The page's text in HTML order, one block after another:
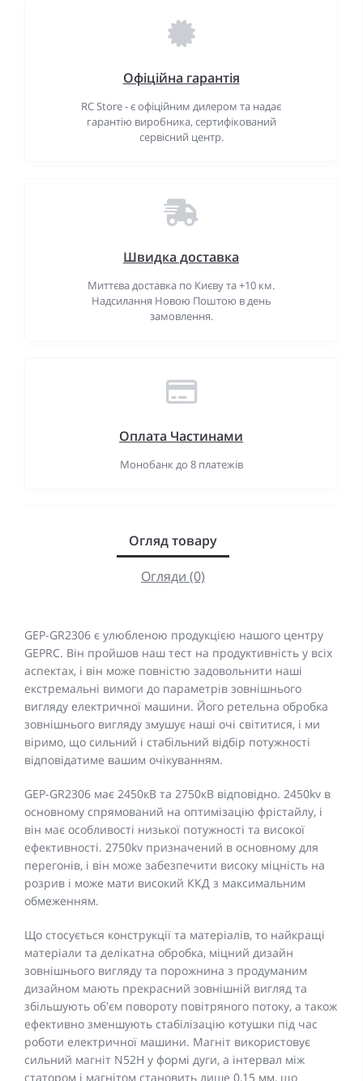
Офіційна гарантія
RC Store - є офіційним дилером та надає
гарантію виробника, сертифікований
сервісний центр.
Швидка доставка
Миттєва доставка по Києву та +10 км.
Надсилання Новою Поштою в день
замовлення.
Оплата Частинами
Монобанк до 8 платежів
Огляд товару
Огляди (0)
GEP-GR2306 є улюбленою продукцією нашого центру
GEPRC. Він пройшов наш тест на продуктивність у всіх
аспектах, і він може повністю задовольнити наші
екстремальні вимоги до параметрів зовнішнього
вигляду електричної машини. Його ретельна обробка
зовнішнього вигляду змушує наші очі світитися, і ми
віримо, що сильний і стабільний відбір потужності
відповідатиме вашим очікуванням.
GEP-GR2306 має 2450кВ та 2750кВ відповідно. 2450kv в
основному спрямований на оптимізацію фрістайлу, і
він має особливості низької потужності та високої
ефективності. 2750kv призначений в основному для
перегонів, і він може забезпечити високу міцність на
розрив і може мати високий ККД з максимальним
обмеженням.
Що стосується конструкції та матеріалів, то найкращі
матеріали та делікатна обробка, міцний дизайн
зовнішнього вигляду та порожнина з продуманим
дизайном мають прекрасний зовнішній вигляд та
збільшують об'єм повороту повітряного потоку, а також
ефективно зменшують стабілізацію котушки під час
роботи електричної машини. Магніт використовує
сильний магніт N52H у формі дуги, а інтервал між
статором і магнітом становить лише 0,15 мм, що